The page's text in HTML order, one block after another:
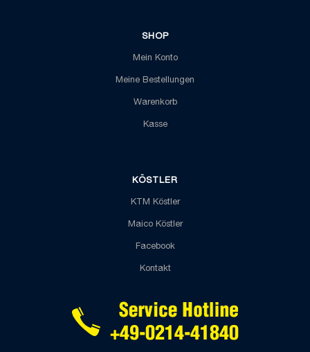
SHOP
Mein Konto
Meine Bestellungen
Warenkorb
Kasse
KÖSTLER
KTM Köstler
Maico Köstler
Facebook
Kontakt